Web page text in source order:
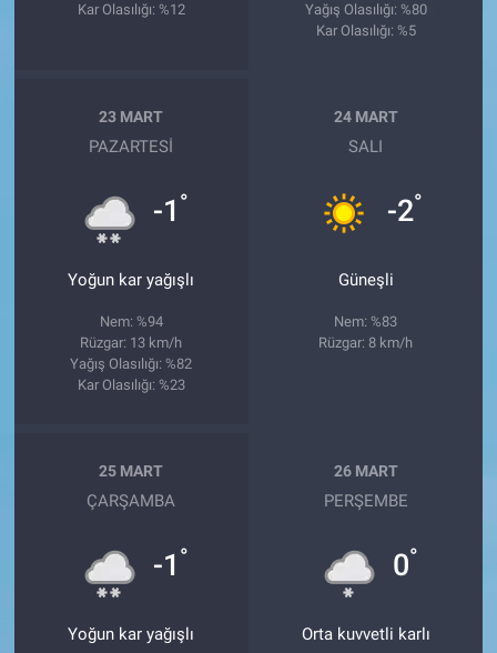
Kar Olasılığı: %12
Yağış Olasılığı: %80
Kar Olasılığı: %5
23 MART
PAZARTESI
-1 °
Yoğun kar yağışlı
Nem: %94
Rüzgar: 13 km/h
Yağış Olasılığı: %82
Kar Olasılığı: %23
24 MART
SALI
-2°
Güneşli
Nem: %83
Rüzgar: 8 km/h
25 MART
ÇARŞAMBA
-1 °
Yoğun kar yağışlı
26 MART
PERŞEMBE
0°
Orta kuvvetli karlı